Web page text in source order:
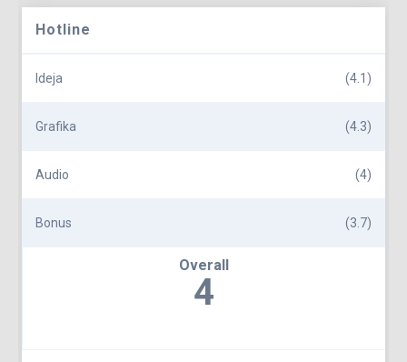
Hotline
Ideja (4.1)
Grafika (4.3)
Audio (4)
Bonus (3.7)
Overall
4